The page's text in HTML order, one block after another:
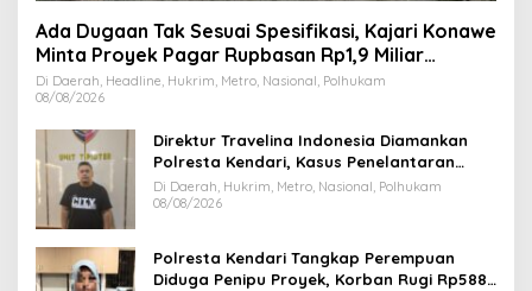
Ada Dugaan Tak Sesuai Spesifikasi, Kajari Konawe
Minta Proyek Pagar Rupbasan Rp1,9 Miliar
Dihentikan
Di Daerah, Headline, Hukrim, Metro, Nasional, Polhukam
08/08/2026
Direktur Travelina Indonesia Diamankan
Polresta Kendari, Kasus Penelantaran
Jemaah Umrah Masuk Babak Baru
Di Daerah, Hukrim, Metro, Nasional, Polhukam
08/08/2026
Polresta Kendari Tangkap Perempuan
Diduga Penipu Proyek, Korban Rugi Rp588,1